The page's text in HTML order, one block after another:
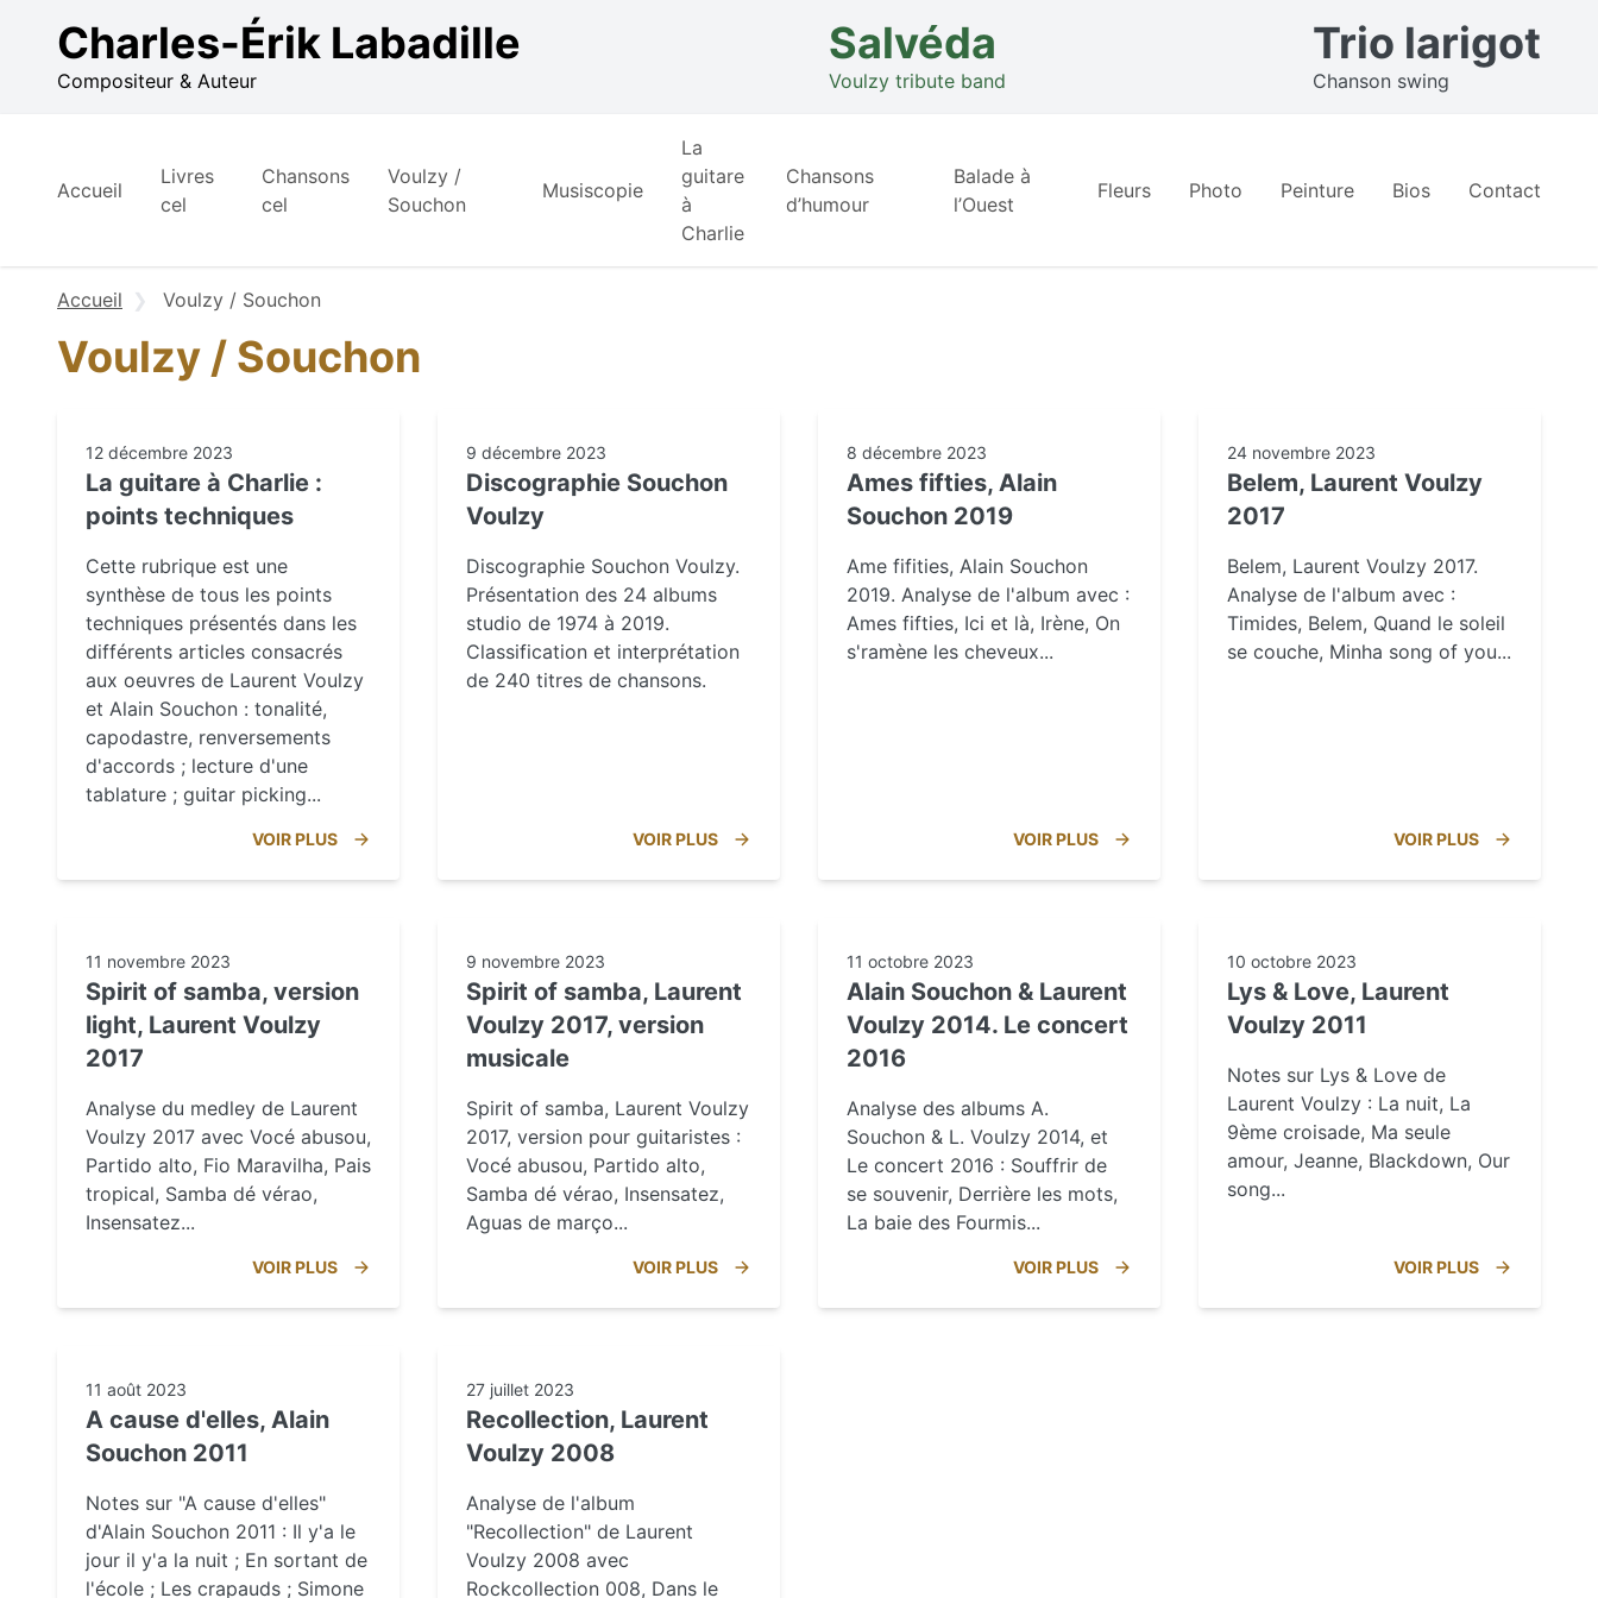
Charles-Érik Labadille
Compositeur & Auteur
Salvéda
Voulzy tribute band
Trio larigot
Chanson swing
Accueil
Livres
cel
Chansons
cel
Voulzy /
Souchon
Musiscopie
La
guitare
à
Charlie
Chansons
d’humour
Balade à
l’Ouest
Fleurs Photo Peinture Bios Contact
Accueil Voulzy / Souchon
Voulzy / Souchon
12 décembre 2023
La guitare à Charlie :
points techniques
Cette rubrique est une
synthèse de tous les points
techniques présentés dans les
différents articles consacrés
aux oeuvres de Laurent Voulzy
et Alain Souchon : tonalité,
capodastre, renversements
d'accords ; lecture d'une
tablature ; guitar picking...
VOIR PLUS
9 décembre 2023
Discographie Souchon
Voulzy
Discographie Souchon Voulzy.
Présentation des 24 albums
studio de 1974 à 2019.
Classification et interprétation
de 240 titres de chansons.
VOIR PLUS
8 décembre 2023
Ames fifties, Alain
Souchon 2019
Ame fifities, Alain Souchon
2019. Analyse de l'album avec :
Ames fifties, Ici et là, Irène, On
s'ramène les cheveux...
VOIR PLUS
24 novembre 2023
Belem, Laurent Voulzy
2017
Belem, Laurent Voulzy 2017.
Analyse de l'album avec :
Timides, Belem, Quand le soleil
se couche, Minha song of you...
VOIR PLUS
11 novembre 2023
Spirit of samba, version
light, Laurent Voulzy
2017
Analyse du medley de Laurent
Voulzy 2017 avec Vocé abusou,
Partido alto, Fio Maravilha, Pais
tropical, Samba dé vérao,
Insensatez...
VOIR PLUS
9 novembre 2023
Spirit of samba, Laurent
Voulzy 2017, version
musicale
Spirit of samba, Laurent Voulzy
2017, version pour guitaristes :
Vocé abusou, Partido alto,
Samba dé vérao, Insensatez,
Aguas de março...
VOIR PLUS
11 octobre 2023
Alain Souchon & Laurent
Voulzy 2014. Le concert
2016
Analyse des albums A.
Souchon & L. Voulzy 2014, et
Le concert 2016 : Souffrir de
se souvenir, Derrière les mots,
La baie des Fourmis...
VOIR PLUS
10 octobre 2023
Lys & Love, Laurent
Voulzy 2011
Notes sur Lys & Love de
Laurent Voulzy : La nuit, La
9ème croisade, Ma seule
amour, Jeanne, Blackdown, Our
song...
VOIR PLUS
11 août 2023
A cause d'elles, Alain
Souchon 2011
Notes sur "A cause d'elles"
d'Alain Souchon 2011 : Il y'a le
jour il y'a la nuit ; En sortant de
l'école ; Les crapauds ; Simone
27 juillet 2023
Recollection, Laurent
Voulzy 2008
Analyse de l'album
"Recollection" de Laurent
Voulzy 2008 avec
Rockcollection 008, Dans le